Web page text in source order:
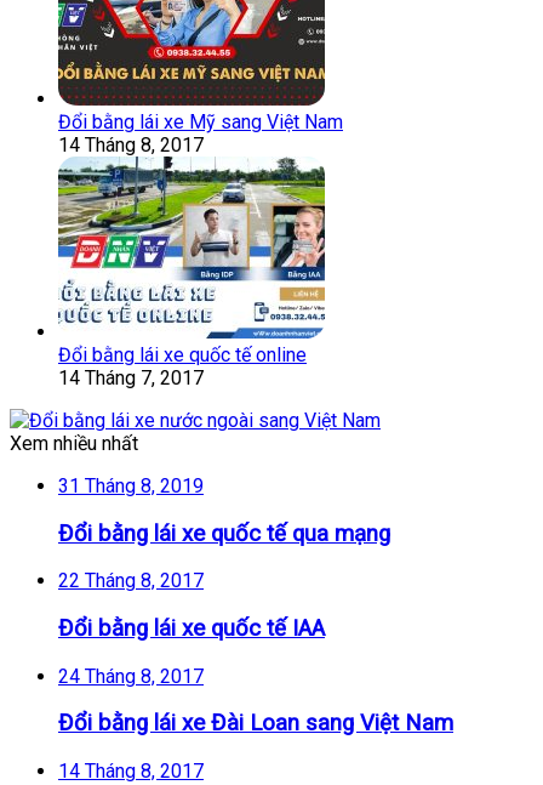
Đổi bằng lái xe Mỹ sang Việt Nam
14 Tháng 8, 2017
Đổi bằng lái xe quốc tế online
14 Tháng 7, 2017
Xem nhiều nhất
31 Tháng 8, 2019
Đổi bằng lái xe quốc tế qua mạng
22 Tháng 8, 2017
Đổi bằng lái xe quốc tế IAA
24 Tháng 8, 2017
Đổi bằng lái xe Đài Loan sang Việt Nam
14 Tháng 8, 2017